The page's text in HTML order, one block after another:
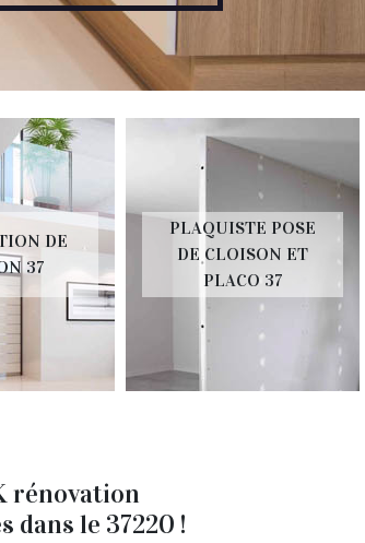
DE
37
PLAQUISTE POSE
DE CLOISON ET
PLACO 37
rénovation
dans le 37220 !